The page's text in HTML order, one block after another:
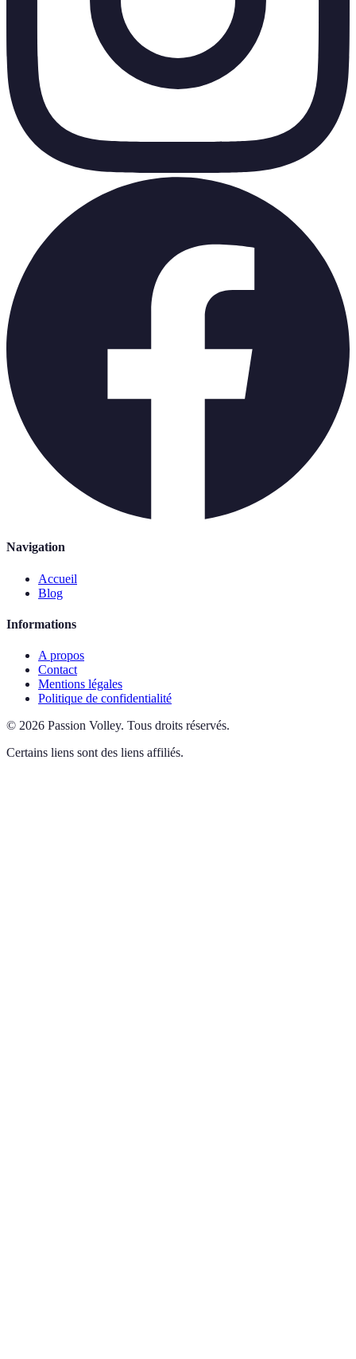
Navigation
Accueil
Blog
Informations
A propos
Contact
Mentions légales
Politique de confidentialité
© 2026 Passion Volley. Tous droits réservés.
Certains liens sont des liens affiliés.